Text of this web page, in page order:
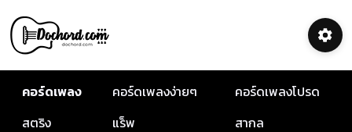
คอร์ดเพลง คอร์ดเพลงง่ายๆ
คอร์ดเพลงโปรด
สตริง
แร็พ
สากล